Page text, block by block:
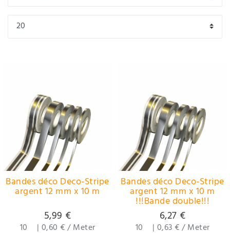
Bandes déco Deco-Stripe
argent 12 mm x 10 m
5,99 €
10 | 0,60 € / Meter
Bandes déco Deco-Stripe
argent 12 mm x 10 m
!!!Bande double!!!
6,27 €
10 | 0,63 € / Meter